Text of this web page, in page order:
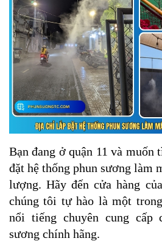
Bạn đang ở quận 11 và
đặt hệ thống phun sương làm
lượng. Hãy đến cửa hàng của
chúng tôi tự hào là một
nổi tiếng chuyên cung cấp
sương chính hãng.